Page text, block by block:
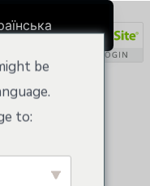
be
to: